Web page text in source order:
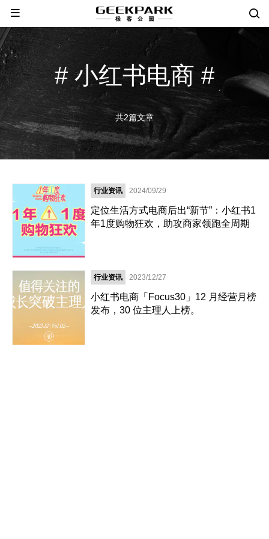
# 小红书电商 #
共2篇文章
行业资讯 2024/09/29
定位生活方式电商后出“新节”：小红书1
年1度购物狂欢，助攻商家领跑全周期
行业资讯 2023/12/27
小红书电商「Focus30」12 月经营月榜
发布，30 位主理人上榜。